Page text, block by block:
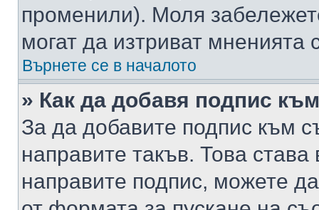
променили). Моля
могат да изтриват мненията
Върнете се в началото
» Как да добавя подпис
За да добавите подпис към
направите такъв. Това
направите подпис, можете